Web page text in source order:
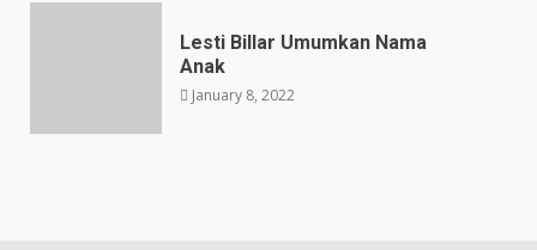
Lesti Billar Umumkan Nama
Anak
January 8, 2022